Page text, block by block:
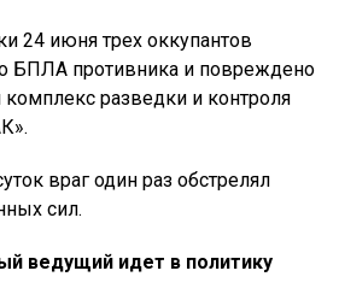
24 июня трех оккупантов
БПЛА противника и повреждено
разведки и контроля
враг один раз обстрелял
сил.
ведущий идет в политику